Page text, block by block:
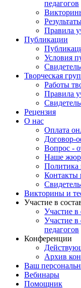
педагогов
Правила
Публикации
Условия
Творческая
Работы
Правила
Рецензия
О нас
Оплата
Договор-
Вопрос -
Наше
Политика
Контакты
Викторины и
Участие в
Участие в
Участие в
педагогов
Конференции
Архив
Ваш
Вебинары